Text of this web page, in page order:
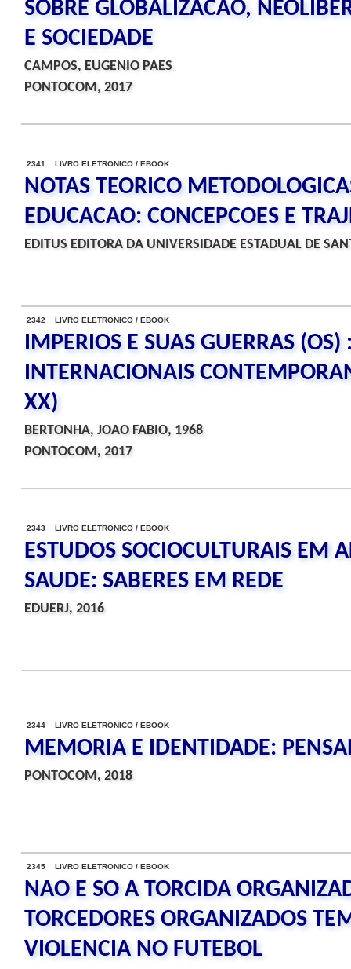
SOBRE GLOBALIZACAO,
E SOCIEDADE
CAMPOS, EUGENIO PAES
PONTOCOM, 2017
2341 LIVRO ELETRONICO / EBOOK
NOTAS TEORICO
EDUCACAO: CONCEPCOES E
EDITUS EDITORA DA UNIVERSIDADE ESTADUAL DE
2342 LIVRO ELETRONICO / EBOOK
IMPERIOS E SUAS GUERRAS (OS)
INTERNACIONAIS
XX)
BERTONHA, JOAO FABIO, 1968
PONTOCOM, 2017
2343 LIVRO ELETRONICO / EBOOK
ESTUDOS SOCIOCULTURAIS EM
SAUDE: SABERES EM REDE
EDUERJ, 2016
2344 LIVRO ELETRONICO / EBOOK
MEMORIA E IDENTIDADE:
PONTOCOM, 2018
2345 LIVRO ELETRONICO / EBOOK
NAO E SO A TORCIDA
TORCEDORES ORGANIZADOS
VIOLENCIA NO FUTEBOL